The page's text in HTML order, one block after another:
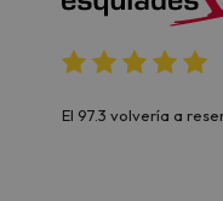
El 97.3 volvería a